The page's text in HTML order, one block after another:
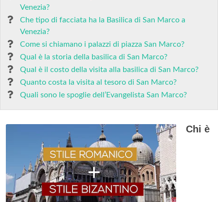
Venezia?
Che tipo di facciata ha la Basilica di San Marco a
Venezia?
Come si chiamano i palazzi di piazza San Marco?
Qual è la storia della basilica di San Marco?
Qual è il costo della visita alla basilica di San Marco?
Quanto costa la visita al tesoro di San Marco?
Quali sono le spoglie dell’Evangelista San Marco?
Chi è